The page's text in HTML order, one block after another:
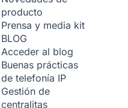
producto
Prensa y media kit
BLOG
Acceder al blog
Buenas prácticas
de telefonía IP
Gestión de
centralitas